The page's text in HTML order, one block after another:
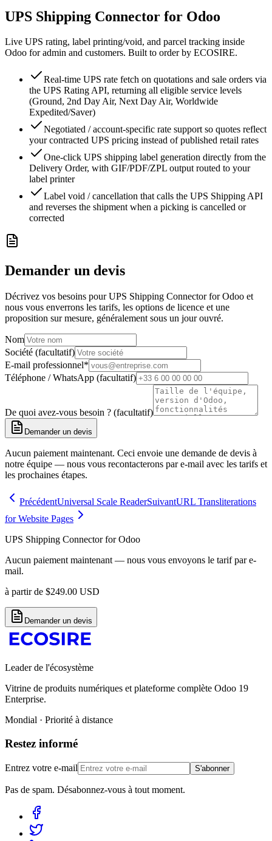
UPS Shipping Connector for Odoo
Live UPS rating, label printing/void, and parcel tracking inside
Odoo for admin and customers. Built to order by ECOSIRE.
Real-time UPS rate fetch on quotations and sale orders via
the UPS Rating API, returning all eligible service levels
(Ground, 2nd Day Air, Next Day Air, Worldwide
Expedited/Saver)
Negotiated / account-specific rate support so quotes reflect
your contracted UPS pricing instead of published retail rates
One-click UPS shipping label generation directly from the
Delivery Order, with GIF/PDF/ZPL output routed to your
label printer
Label void / cancellation that calls the UPS Shipping API
and reverses the shipment when a picking is cancelled or
corrected
Demander un devis
Décrivez vos besoins pour UPS Shipping Connector for Odoo et
nous vous enverrons les tarifs, les options de licence et une
proposition sur mesure, généralement sous un jour ouvré.
Nom
Société (facultatif)
E-mail professionnel*
Téléphone / WhatsApp (facultatif)
De quoi avez-vous besoin ? (facultatif)
Demander un devis
Aucun paiement maintenant. Ceci envoie une demande de devis à
notre équipe — nous vous recontacterons par e-mail avec les tarifs et
les prochaines étapes.
PrécédentUniversal Scale ReaderSuivantURL Transliterations
for Website Pages
UPS Shipping Connector for Odoo
Aucun paiement maintenant — nous vous envoyons le tarif par e-
mail.
à partir de $249.00 USD
Demander un devis
Leader de l'écosystème
Vitrine de produits numériques et plateforme complète Odoo 19
Enterprise.
Mondial · Priorité à distance
Restez informé
Entrez votre e-mail S'abonner
Pas de spam. Désabonnez-vous à tout moment.